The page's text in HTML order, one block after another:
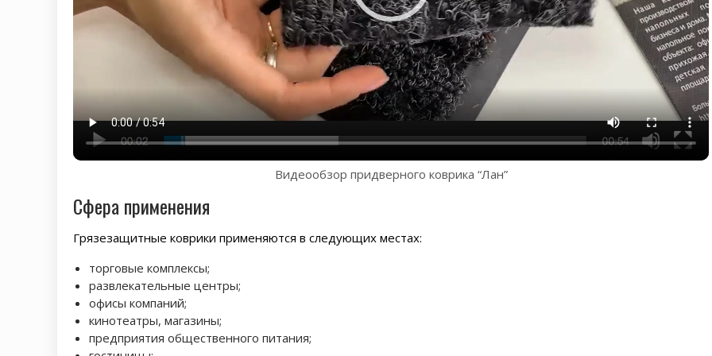
Видеообзор придверного коврика “Лан”
Сфера применения
Грязезащитные коврики применяются в следующих местах:
торговые комплексы;
развлекательные центры;
офисы компаний;
кинотеатры, магазины;
предприятия общественного питания;